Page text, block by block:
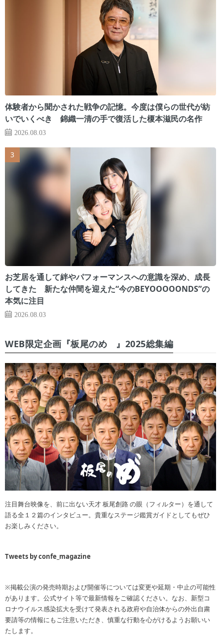
体験者から聞かされた戦争の記憶。今度は僕らの世代が紡
いでいくべき 錦織一清の手で復活した榎本滋民の名作
2026.08.03
お芝居を通して絆やパフォーマンスへの意識を深め、成長
してきた 新たな仲間を迎えた“今のBEYOOOOONDS”の
本気に注目
2026.08.03
WEB限定企画『板尾のめ゙』2025総集編
注目舞台映像を、前に出ない天才 板尾創路 の眼（フィルター）を通して
語る全１２篇のインタビュー。貴重なステージ鑑賞ガイドとしてもぜひ
お楽しみください。
Tweets by confe_magazine
※掲載公演の発売時期および開催等については変更や延期・中止の可能性
があります。公式サイト等で最新情報をご確認ください。なお、新型コ
ロナウイルス感染拡大を受けて発表される政府や自治体からの外出自粛
要請等の情報にもご注意いただき、慎重な行動を心がけるようお願いい
たします。